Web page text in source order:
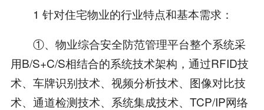
1 针对住宅物业的行业特点和基本需求：
①、物业综合安全防范管理平台整个系统采
用B/S+C/S相结合的系统技术架构，通过RFID技
术、车牌识别技术、视频分析技术、图像对比技
术、通道检测技术、系统集成技术、TCP/IP网络